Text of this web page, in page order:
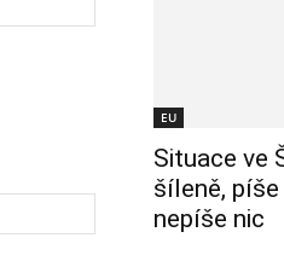
EU
Situace ve
šíleně,
nepíše nic